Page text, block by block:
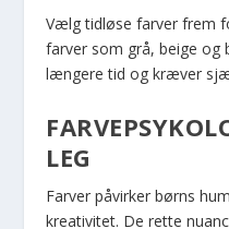
Vælg tidløse farver frem
farver som grå, beige og
længere tid og kræver
LEG
Farver påvirker børns
kreativitet. De rette